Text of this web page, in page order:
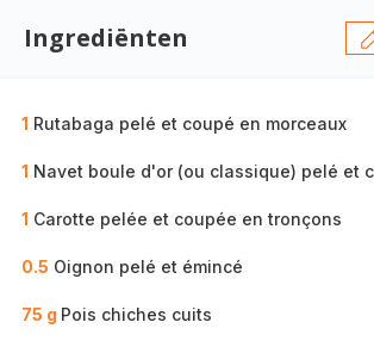
Ingrediënten
1 Rutabaga pelé et coupé en morceaux
1 Navet boule d'or (ou classique) pelé et
1 Carotte pelée et coupée en tronçons
0.5 Oignon pelé et émincé
75 g Pois chiches cuits